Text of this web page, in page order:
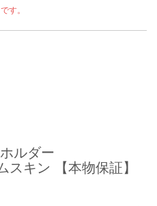
す。
ルダー
スキン 【本物保証】